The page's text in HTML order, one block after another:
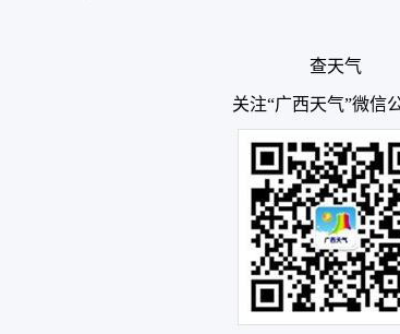
查天气
关注“广西天气”微信